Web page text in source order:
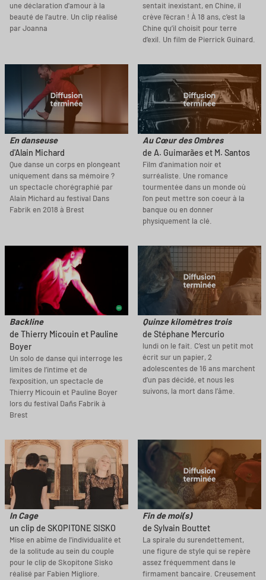
une déclaration d'amour à la
beauté de l'autre. Un clip réalisé
par Joanna
sentait inexistant, en Chine, il
crève l’écran ! À 18 ans, c’est la
Chine qu’il choisit pour terre
d’exil. Un film de Pierrick Guinard.
En danseuse
d'Alain Michard
Que danse un corps en plongeant
uniquement dans sa mémoire ?
un spectacle chorégraphié par
Alain Michard au festival Dans
Fabrik en 2018 à Brest
Au Cœur des Ombres
de A. Guimarães et M. Santos
Film d'animation noir et
surréaliste. Une romance
tourmentée dans un monde où
l'on peut mettre son coeur à la
banque ou en donner
physiquement la clé.
Backline
de Thierry Micouin et Pauline
Boyer
Un solo de danse qui interroge les
limites de l’intime et de
l’exposition, un spectacle de
Thierry Micouin et Pauline Boyer
lors du festival Dañs Fabrik à
Brest
Quinze kilomètres trois
de Stéphane Mercurio
lundi on le fait. C’est un petit mot
écrit sur un papier, 2
adolescentes de 16 ans marchent
d’un pas décidé, et nous les
suivons, la mort dans l’âme.
In Cage
un clip de SKOPITONE SISKO
Mise en abîme de l'individualité et
de la solitude au sein du couple
pour le clip de Skopitone Sisko
réalisé par Fabien Migliore.
Fin de moi(s)
de Sylvain Bouttet
La spirale du surendettement,
une figure de style qui se repère
assez fréquemment dans le
firmament bancaire. Creusement